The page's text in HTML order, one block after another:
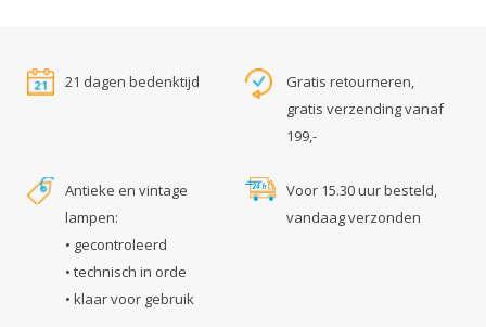
21 dagen bedenktijd
Gratis retourneren,
gratis verzending vanaf
199,-
Antieke en vintage
lampen:
• gecontroleerd
• technisch in orde
• klaar voor gebruik
Voor 15.30 uur besteld,
vandaag verzonden